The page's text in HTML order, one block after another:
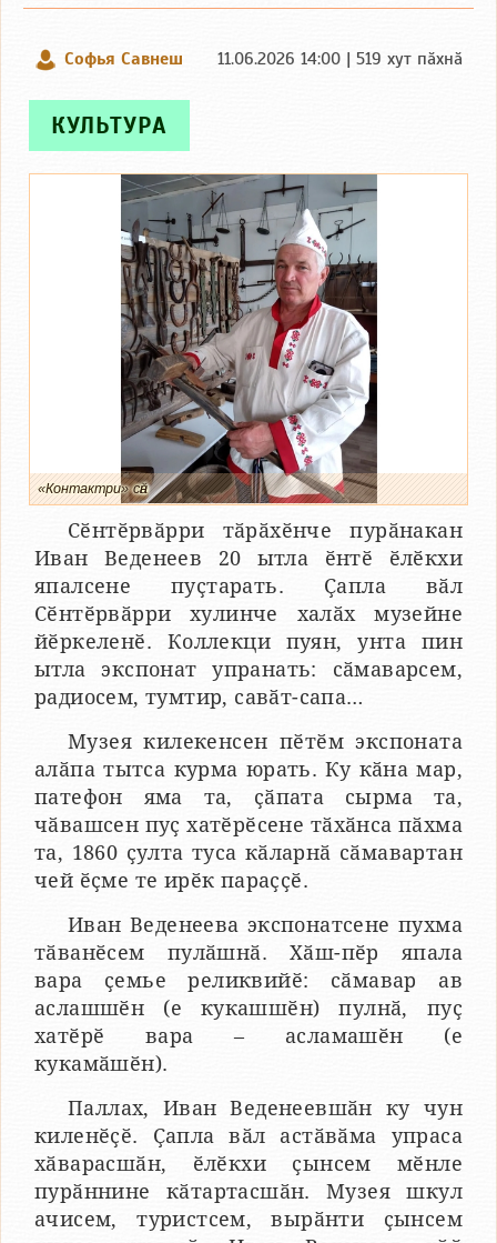
Софья Савнеш 11.06.2026 14:00 | 519 хут пӑхнӑ
КУЛЬТУРА
«Контактри» сӑн
Сӗнтӗрвӑрри тӑрӑхӗнче пурӑнакан
Иван Веденеев 20 ытла ӗнтӗ ӗлӗкхи
япалсене пуҫтарать. Ҫапла вӑл
Сӗнтӗрвӑрри хулинче халӑх музейне
йӗркеленӗ. Коллекци пуян, унта пин
ытла экспонат упранать: сӑмаварсем,
радиосем, тумтир, савӑт-сапа…
Музея килекенсен пӗтӗм экспоната
алӑпа тытса курма юрать. Ку кӑна мар,
патефон яма та, ҫӑпата сырма та,
чӑвашсен пуҫ хатӗрӗсене тӑхӑнса пӑхма
та, 1860 ҫулта туса кӑларнӑ сӑмавартан
чей ӗҫме те ирӗк параҫҫӗ.
Иван Веденеева экспонатсене пухма
тӑванӗсем пулӑшнӑ. Хӑш-пӗр япала
вара ҫемье реликвийӗ: сӑмавар ав
аслашшӗн (е кукашшӗн) пулнӑ, пуҫ
хатӗрӗ вара – асламашӗн (е
кукамӑшӗн).
Паллах, Иван Веденеевшӑн ку чун
киленӗҫӗ. Ҫапла вӑл астӑвӑма упраса
хӑварасшӑн, ӗлӗкхи ҫынсем мӗнле
пурӑннине кӑтартасшӑн. Музея шкул
ачисем, туристсем, вырӑнти ҫынсем